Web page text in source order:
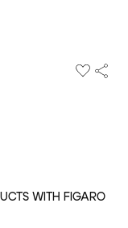
WITH FIGARO